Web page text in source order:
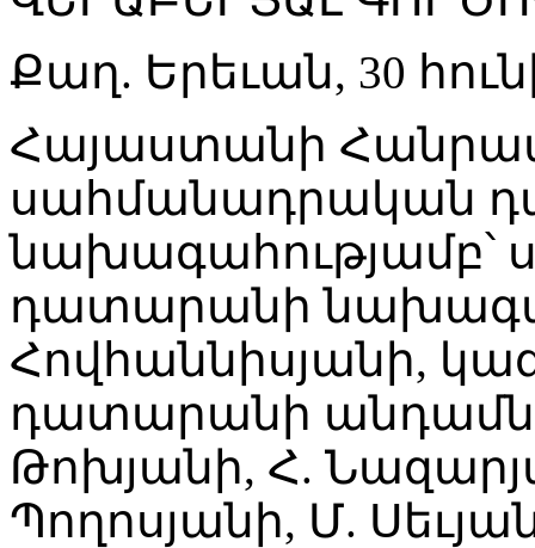
Քաղ. Երեւան, 30
Հայաստանի
սահմանադրական
դատարանի
Հովհաննիսյանի,
դատարանի
Թոխյանի, Հ.
Պողոսյանի, Մ.